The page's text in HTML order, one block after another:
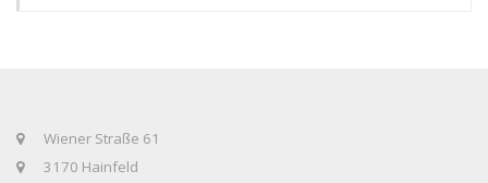
Wiener Straße 61
3170 Hainfeld